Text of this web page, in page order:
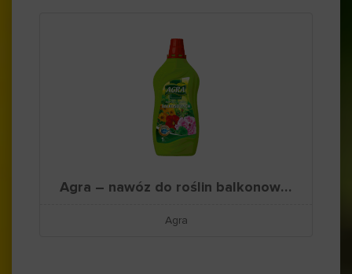
Agra – nawóz do roślin balkonowych
Agra